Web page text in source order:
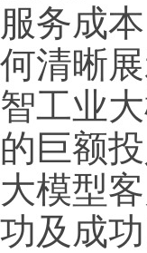
服务成
何清晰
智工业
的巨额
大模型
功及成